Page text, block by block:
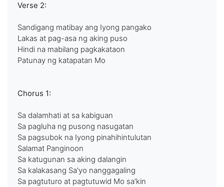
Verse 2:
Sandigang matibay ang Iyong pangako
Lakas at pag-asa ng aking puso
Hindi na mabilang pagkakataon
Patunay ng katapatan Mo
Chorus 1:
Sa dalamhati at sa kabiguan
Sa pagluha ng pusong nasugatan
Sa pagsubok na Iyong pinahihintulutan
Salamat Panginoon
Sa katugunan sa aking dalangin
Sa kalakasang Sa'yo nanggagaling
Sa pagtuturo at pagtutuwid Mo sa'kin